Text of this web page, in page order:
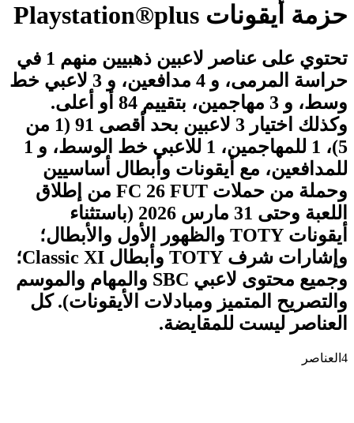
حزمة أيقونات Playstation®plus
تحتوي على عناصر لاعبين ذهبيين منهم 1 في
حراسة المرمى، و 4 مدافعين، و 3 لاعبي خط
وسط، و 3 مهاجمين، بتقييم 84 أو أعلى.
وكذلك اختيار 3 لاعبين بحد أقصى 91 (1 من
5)، 1 للمهاجمين، 1 للاعبي خط الوسط، و 1
للمدافعين، مع أيقونات وأبطال أساسيين
وحملة من حملات FC 26 FUT من إطلاق
اللعبة وحتى 31 مارس 2026 (باستثناء
أيقونات TOTY والظهور الأول والأبطال؛
وإشارات شرف TOTY وأبطال Classic XI؛
وجميع محتوى لاعبي SBC والمهام والموسم
والتصريح المتميز ومبادلات الأيقونات). كل
العناصر ليست للمقايضة.
4 العناصر